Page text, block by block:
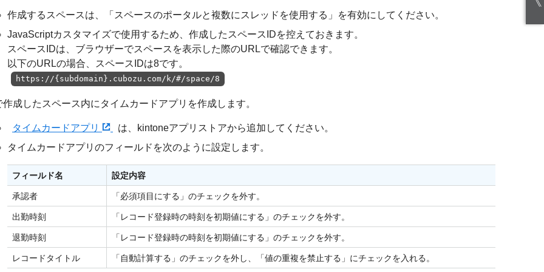
作成するスペースは、「スペースのポータルと複数にスレッドを使用する」を有効にしてください。
JavaScriptカスタマイズで使用するため、作成したスペースIDを控えておきます。
スペースIDは、ブラウザーでスペースを表示した際のURLで確認できます。
以下のURLの場合、スペースIDは8です。
https://{subdomain}.cubozu.com/k/#/space/8
作成したスペース内にタイムカードアプリを作成します。
タイムカードアプリ
は、kintoneアプリストアから追加してください。
タイムカードアプリのフィールドを次のように設定します。
フィールド名 設定内容
承認者 「必須項目にする」のチェックを外す。
出勤時刻 「レコード登録時の時刻を初期値にする」のチェックを外す。
退勤時刻 「レコード登録時の時刻を初期値にする」のチェックを外す。
レコードタイトル 「自動計算する」のチェックを外し、「値の重複を禁止する」にチェックを入れる。